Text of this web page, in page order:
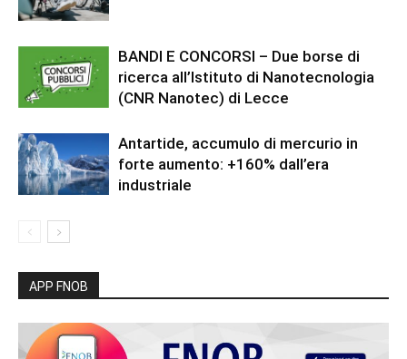
BANDI E CONCORSI – Due borse di
ricerca all’Istituto di Nanotecnologia
(CNR Nanotec) di Lecce
Antartide, accumulo di mercurio in
forte aumento: +160% dall’era
industriale
APP FNOB